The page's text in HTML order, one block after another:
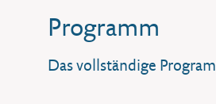
Programm
Das vollständige